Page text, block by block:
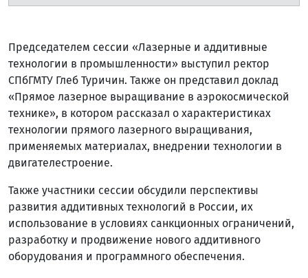
Председателем сессии «Лазерные и аддитивные
технологии в промышленности» выступил ректор
СПбГМТУ Глеб Туричин. Также он представил доклад
«Прямое лазерное выращивание в аэрокосмической
технике», в котором рассказал о характеристиках
технологии прямого лазерного выращивания,
применяемых материалах, внедрении технологии в
двигателестроение.
Также участники сессии обсудили перспективы
развития аддитивных технологий в России, их
использование в условиях санкционных ограничений,
разработку и продвижение нового аддитивного
оборудования и программного обеспечения.